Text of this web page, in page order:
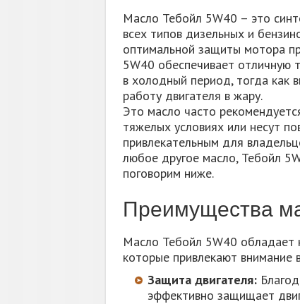
Масло Тебойл 5W40 – это
всех типов дизельных и
оптимальной защиты мотора
5W40 обеспечивает отличную
в холодный период, тогда как
работу двигателя в жару.
Это масло часто
тяжелых условиях или несут
привлекательным для
любое другое масло, Тебойл
поговорим ниже.
Преимущества
Масло Тебойл 5W40 обладает
которые привлекают внимание
Защита двигателя:
эффективно защищает